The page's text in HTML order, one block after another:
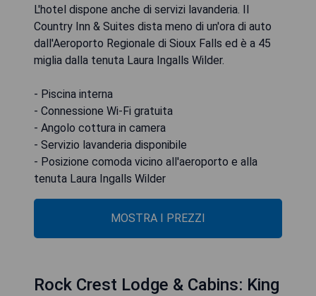
L'hotel dispone anche di servizi lavanderia. Il
Country Inn & Suites dista meno di un'ora di auto
dall'Aeroporto Regionale di Sioux Falls ed è a 45
miglia dalla tenuta Laura Ingalls Wilder.
- Piscina interna
- Connessione Wi-Fi gratuita
- Angolo cottura in camera
- Servizio lavanderia disponibile
- Posizione comoda vicino all'aeroporto e alla
tenuta Laura Ingalls Wilder
MOSTRA I PREZZI
Rock Crest Lodge & Cabins: King